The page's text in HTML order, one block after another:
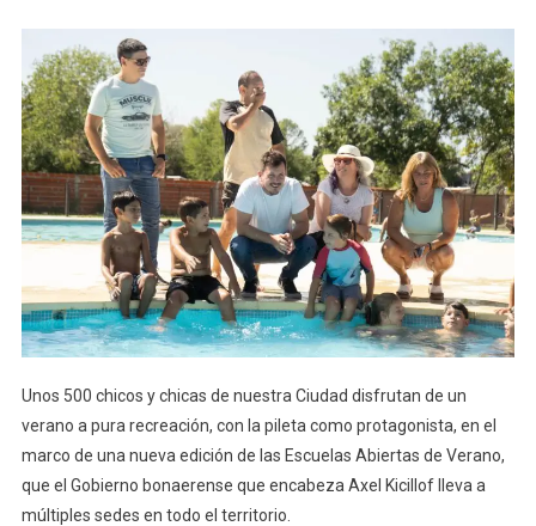
Unos 500 chicos y chicas de nuestra Ciudad disfrutan de un
verano a pura recreación, con la pileta como protagonista, en el
marco de una nueva edición de las Escuelas Abiertas de Verano,
que el Gobierno bonaerense que encabeza Axel Kicillof lleva a
múltiples sedes en todo el territorio.